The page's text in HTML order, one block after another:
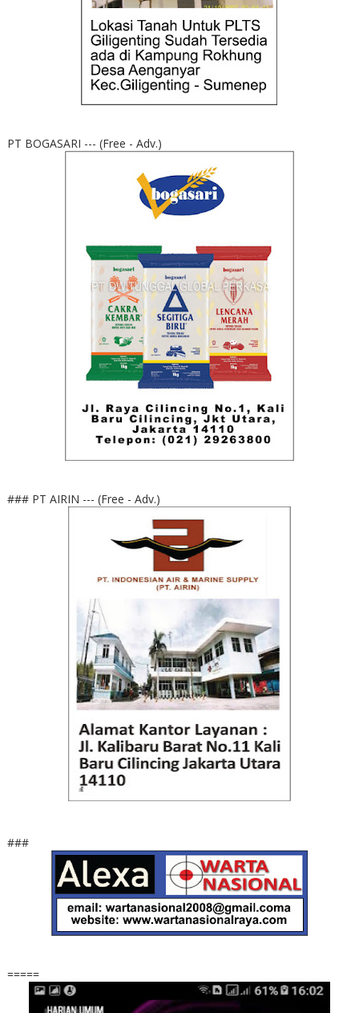
PT BOGASARI --- (Free - Adv.)
### PT AIRIN --- (Free - Adv.)
###
=====